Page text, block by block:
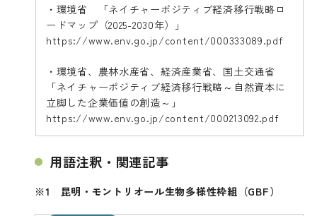
・環境省 「ネイチャーポジティブ経済移行戦略ロ
ードマップ（2025-2030年）」
https://www.env.go.jp/content/000333089.pdf
・環境省、農林水産省、経済産業省、国土交通省
「ネイチャーポジティブ経済移行戦略～自然資本に
立脚した企業価値の創造～」
https://www.env.go.jp/content/000213092.pdf
用語注釈・関連記事
※1 昆明・モントリオール生物多様性枠組（GBF）